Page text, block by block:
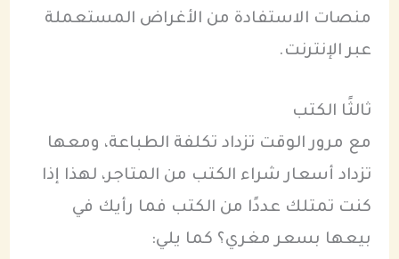
منصات الاستفادة من الأغراض المستعملة
عبر الإنترنت.
ثالثًا الكتب
مع مرور الوقت تزداد تكلفة الطباعة، ومعها
تزداد أسعار شراء الكتب من المتاجر، لهذا إذا
كنت تمتلك عددًا من الكتب فما رأيك في
بيعها بسعر مغري؟ كما يلي: